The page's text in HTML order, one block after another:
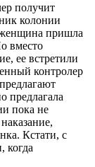
получит
колонии
женщина пришла
вместо
ее встретили
контролер
предлагала
пока не
Кстати, с
когда